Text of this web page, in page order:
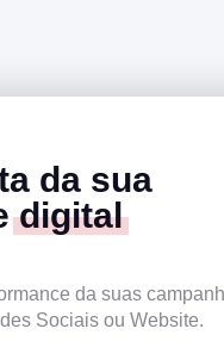
da sua
digital
da suas
Sociais ou Website.